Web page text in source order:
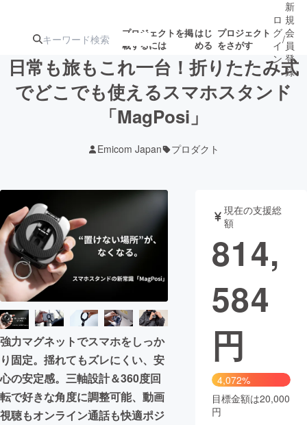
プロジェクトを掲
載するには
はじ
める
プロジェクト
をさがす
注目の新着プロ募集終了が近いプ
テクノロジー・ガジェット
映像・映画 書籍・雑誌
チャレンジ
まちづくり・地域活性化
CAMPFIRE for Social Good
CAMPFIRE Creation
CAMPFIREふるさと納税machi-ya コミュニティ
ロ
グ
イ
ン
/
新
規
会
員
登
録
日常も旅もこれ一台！折りたたみ式
でどこでも使えるスマホスタンド
「MagPosi」
Emicom Japan プロダクト
強力マグネットでスマホをしっか
り固定。揺れてもズレにくい、安
心の安定感。三軸設計＆360度回
転で好きな角度に調整可能、動画
視聴もオンライン通話も快適ポジ
現在の支援総
額
814,
584
円
4,072%
目標金額は20,000
円